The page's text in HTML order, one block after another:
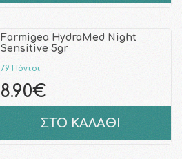
Farmigea HydraMed Night
Sensitive 5gr
79 Πόντοι
8.90€
ΣΤΟ ΚΑΛΑΘΙ